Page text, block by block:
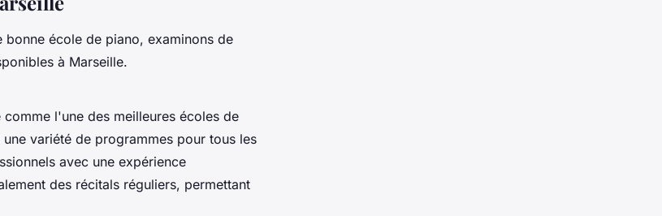
école de piano, examinons de
à Marseille.
comme l'une des meilleures écoles de
variété de programmes pour tous les
avec une expérience
des récitals réguliers, permettant